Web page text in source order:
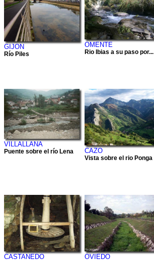
GIJON
Río Piles
OMENTE
Rio Ibias a su paso por...
VILLALLANA
Puente sobre el río Lena CAZO
Vista sobre el rio Ponga
CASTANEDO OVIEDO